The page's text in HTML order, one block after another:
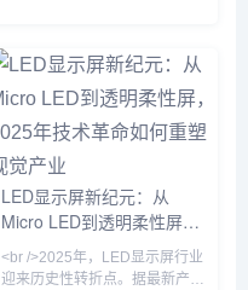
升200%，良率突破99.9%，推
动单位制造成本下降约30%。三
星、LG及国内头部厂商京东
方、利亚德相继发布消费级
Micro LED透明电视，像素间距
突破0.3mm，亮度达到
10000nits，在强光环境下依然
保持高对比度。与此同时，
COB（板上芯片）封装技术加
速渗透
LED显示屏新纪元：从
Micro LED到透明柔性屏，
2025年技术革命如何重塑
视觉产业
<br />2025年，LED显示屏行业
迎来历史性转折点。据最新产业